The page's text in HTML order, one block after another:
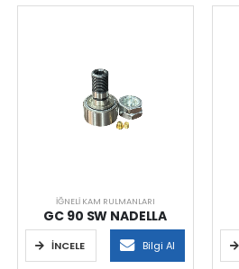
İĞNELI KAM RULMANLARI
GC 90 SW NADELLA
İNCELE Bilgi Al